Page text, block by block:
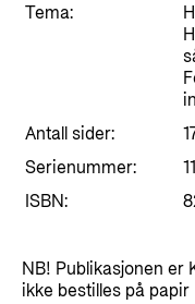
Nyttige lenker
Viktige
Partnerfordeling
Kontakt oss
Norads
Presse og media
Logo
Postjournal
Personvern
Tema:
Antall sider:
Serienummer:
ISBN:
NB! Publikasjonen er
ikke bestilles på papir